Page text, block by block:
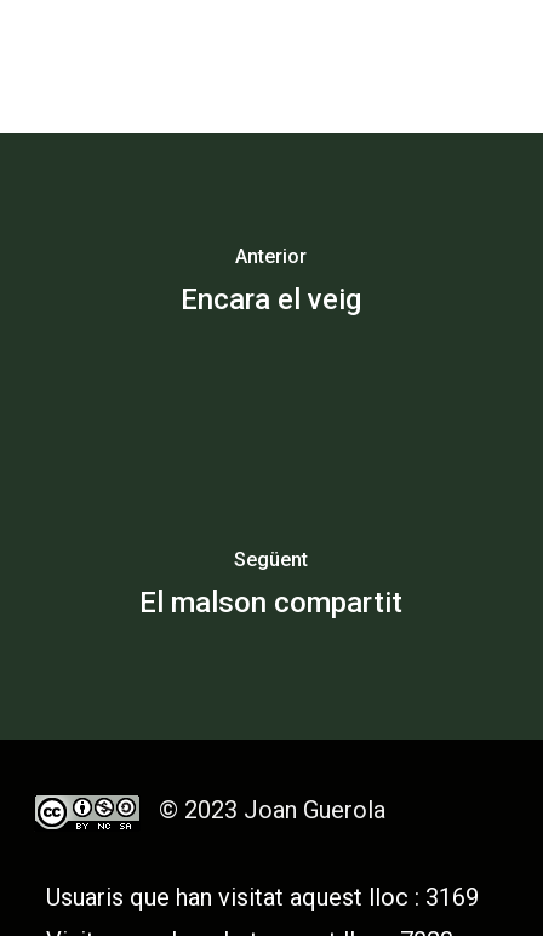
Anterior
Encara el veig
Següent
El malson compartit
© 2023 Joan Guerola
Usuaris que han visitat aquest lloc : 3169